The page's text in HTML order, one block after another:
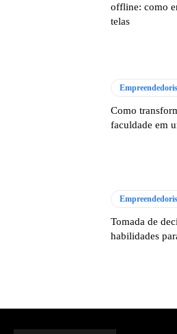
offline: como
telas
Como
faculdade em
Tomada de
habilidades